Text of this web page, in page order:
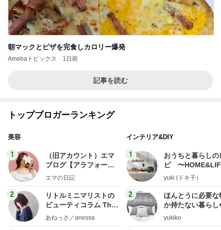
朝マックとピザを完食しカロリー爆発
Amebaトピックス 1日前
記事を読む
トップブロガーランキング
美容
1
（旧アカウント）エマ
ブログ【アラフォー会
社売却セカンドライ
エマの日記
2
リトルミニマリストの
ビューティコラム The
little minimalist's bea
uty colum
あねっさ／anessa
インテリア&DIY
1
おうちと暮らしの
ピ 〜
yuki (ドキ子）
2
ほんとうに必要な
か持たない暮ら
ep Life Simple◆
ンテリアのきろく
yukiko